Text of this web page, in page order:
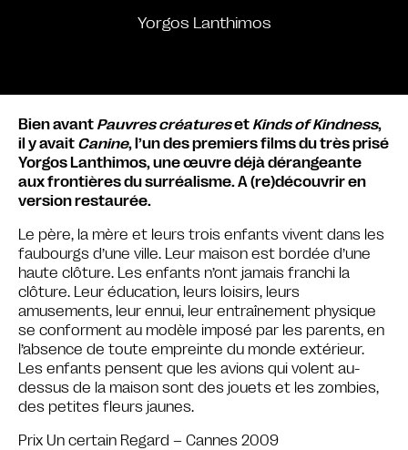
Yorgos Lanthimos
Bien avant Pauvres créatureset Kinds of Kindness,
il y avait Canine, l’un des premiers films du très prisé
Yorgos Lanthimos, une œuvre déjà dérangeante
aux frontières du surréalisme. A (re)découvrir en
version restaurée.
Le père, la mère et leurs trois enfants vivent dans les
faubourgs d’une ville. Leur maison est bordée d’une
haute clôture. Les enfants n’ont jamais franchi la
clôture. Leur éducation, leurs loisirs, leurs
amusements, leur ennui, leur entraînement physique
se conforment au modèle imposé par les parents, en
l’absence de toute empreinte du monde extérieur.
Les enfants pensent que les avions qui volent au-
dessus de la maison sont des jouets et les zombies,
des petites fleurs jaunes.
Prix Un certain Regard – Cannes 2009